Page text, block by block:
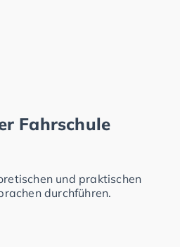
Fahrschule
und praktischen
durchführen.